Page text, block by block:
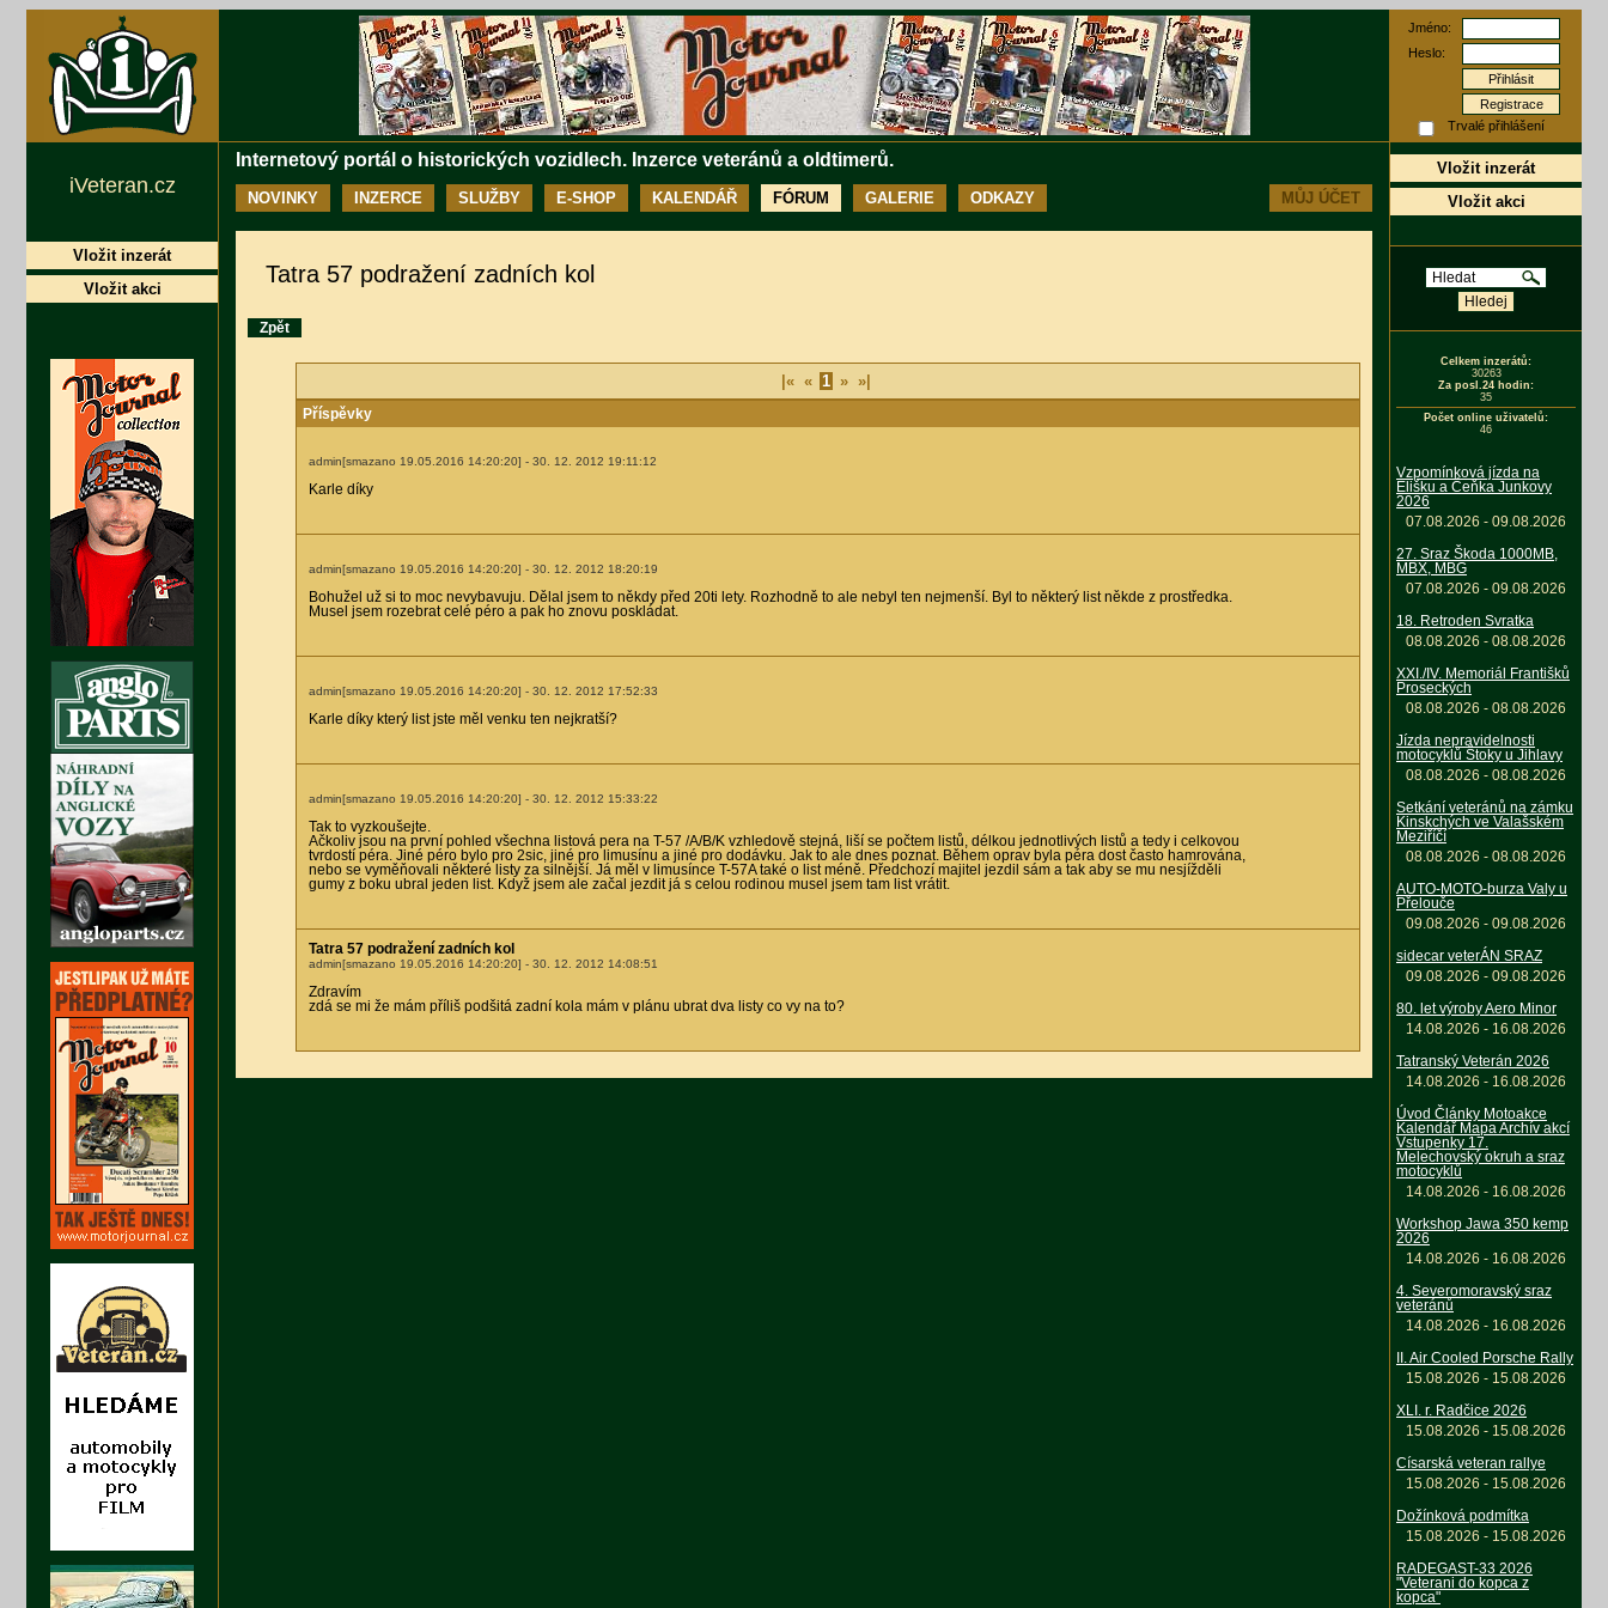
Internetový portál o historických vozidlech. Inzerce veteránů a oldtimerů.
NOVINKY INZERCE SLUŽBY E-SHOP KALENDÁŘ FÓRUM GALERIE ODKAZY MŮJ ÚČET
Tatra 57 podražení zadních kol
Zpět
|« « 1 » »|
Příspěvky
admin[smazano 19.05.2016 14:20:20] - 30. 12. 2012 19:11:12
Karle díky
admin[smazano 19.05.2016 14:20:20] - 30. 12. 2012 18:20:19
Bohužel už si to moc nevybavuju. Dělal jsem to někdy před 20ti lety. Rozhodně to ale nebyl ten nejmenší. Byl to některý list někde z prostředka.
Musel jsem rozebrat celé péro a pak ho znovu poskládat.
admin[smazano 19.05.2016 14:20:20] - 30. 12. 2012 17:52:33
Karle díky který list jste měl venku ten nejkratší?
admin[smazano 19.05.2016 14:20:20] - 30. 12. 2012 15:33:22
Tak to vyzkoušejte.
Ačkoliv jsou na první pohled všechna listová pera na T-57 /A/B/K vzhledově stejná, liší se počtem listů, délkou jednotlivých listů a tedy i celkovou
tvrdostí péra. Jiné péro bylo pro 2sic, jiné pro limusínu a jiné pro dodávku. Jak to ale dnes poznat. Během oprav byla péra dost často hamrována,
nebo se vyměňovali některé listy za silnější. Já měl v limusínce T-57A také o list méně. Předchozí majitel jezdil sám a tak aby se mu nesjížděli
gumy z boku ubral jeden list. Když jsem ale začal jezdit já s celou rodinou musel jsem tam list vrátit.
Tatra 57 podražení zadních kol
admin[smazano 19.05.2016 14:20:20] - 30. 12. 2012 14:08:51
Zdravím
zdá se mi že mám příliš podšitá zadní kola mám v plánu ubrat dva listy co vy na to?
Jméno:
Heslo:
Registrace
Trvalé přihlášení
Vložit inzerát
Vložit akci
Celkem inzerátů:
30263
Za posl.24 hodin:
35
Počet online uživatelů:
46
Vzpomínková jízda na
Elišku a Čeňka Junkovy
2026
07.08.2026 - 09.08.2026
27. Sraz Škoda 1000MB,
MBX, MBG
07.08.2026 - 09.08.2026
18. Retroden Svratka
08.08.2026 - 08.08.2026
XXI./IV. Memoriál Františků
Proseckých
08.08.2026 - 08.08.2026
Jízda nepravidelnosti
motocyklů Štoky u Jihlavy
08.08.2026 - 08.08.2026
Setkání veteránů na zámku
Kinskchých ve Valašském
Meziříčí
08.08.2026 - 08.08.2026
AUTO-MOTO-burza Valy u
Přelouče
09.08.2026 - 09.08.2026
sidecar veterÁN SRAZ
09.08.2026 - 09.08.2026
80. let výroby Aero Minor
14.08.2026 - 16.08.2026
Tatranský Veterán 2026
14.08.2026 - 16.08.2026
Úvod Články Motoakce
Kalendář Mapa Archív akcí
Vstupenky 17.
Melechovský okruh a sraz
motocyklů
14.08.2026 - 16.08.2026
Workshop Jawa 350 kemp
2026
14.08.2026 - 16.08.2026
4. Severomoravský sraz
veteránů
14.08.2026 - 16.08.2026
II. Air Cooled Porsche Rally
15.08.2026 - 15.08.2026
XLI. r. Radčice 2026
15.08.2026 - 15.08.2026
Císarská veteran rallye
15.08.2026 - 15.08.2026
Dožínková podmítka
15.08.2026 - 15.08.2026
RADEGAST-33 2026
"Veterani do kopca z
kopca"
iVeteran.cz
Vložit inzerát
Vložit akci